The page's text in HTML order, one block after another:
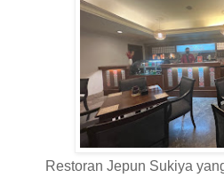
Restoran Jepun Sukiya